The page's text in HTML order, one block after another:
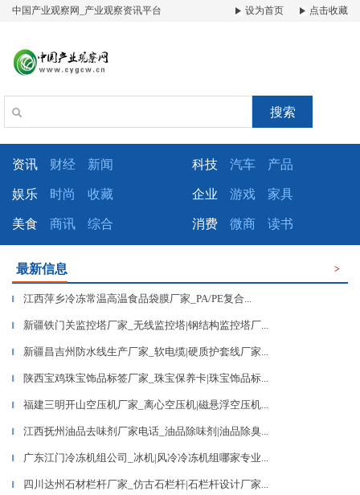
中国产业观察网_产业观察资讯平台 设为首页 点击收藏
搜索
资讯 财经 新闻 科技 汽车 产品
娱乐 时尚 收藏 企业 游戏 家具
美食 商讯 综合 消费 微商 读书
最新信息 >
▎ 江西萍乡冷冻常温高温食品袋膜厂家_PA/PE复合...
▎ 新疆铁门关监控塔厂家_无线监控塔|钢结构监控塔厂...
▎ 新疆昌吉州防水线生产厂家_软电缆|硬质护套线厂家...
▎ 陕西宝鸡珠宝饰品标签厂家_珠宝保养卡|珠宝饰品标...
▎ 福建三明开山空压机厂家_离心空压机|磁悬浮空压机...
▎ 江西抚州油品去味剂厂家电话_油品除味剂|油品除臭...
▎ 广东江门冷冻机组公司_冰机|风冷冷冻机组哪家专业...
▎ 四川达州石材栏杆厂家_仿古石栏杆|石栏杆设计厂家...